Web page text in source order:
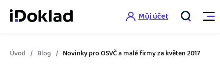
Můj účet
Úvod Blog Novinky pro OSVČ a malé firmy za květen 2017